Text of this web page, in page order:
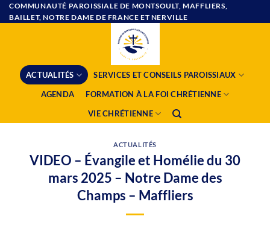
Passer
au
COMMUNAUTÉ PAROISSIALE DE MONTSOULT, MAFFLIERS,
BAILLET, NOTRE DAME DE FRANCE ET NERVILLE
ACTUALITÉS
SERVICES ET CONSEILS PAROISSIAUX
AGENDA
FORMATION À LA FOI CHRÉTIENNE
VIE CHRÉTIENNE
ACTUALITÉS
VIDEO – Évangile et Homélie du 30
mars 2025 – Notre Dame des
Champs – Maffliers